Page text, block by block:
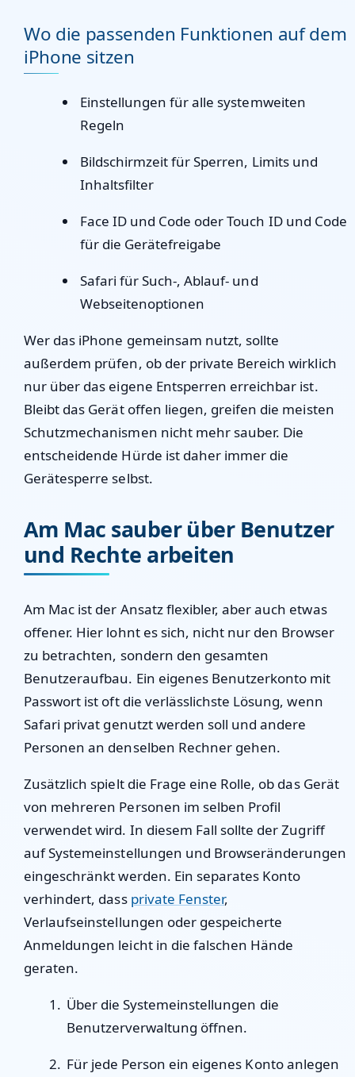
Wo die passenden Funktionen auf dem
iPhone sitzen
Einstellungen für alle systemweiten
Regeln
Bildschirmzeitfür Sperren, Limits und
Inhaltsfilter
Face ID und Code oderTouch ID und Code
für die Gerätefreigabe
Safari für Such-, Ablauf- und
Webseitenoptionen
Wer das iPhone gemeinsam nutzt, sollte
außerdem prüfen, ob der private Bereich wirklich
nur über das eigene Entsperren erreichbar ist.
Bleibt das Gerät offen liegen, greifen die meisten
Schutzmechanismen nicht mehr sauber. Die
entscheidende Hürde ist daher immer die
Gerätesperre selbst.
Am Mac sauber über Benutzer
und Rechte arbeiten
Am Mac ist der Ansatz flexibler, aber auch etwas
offener. Hier lohnt es sich, nicht nur den Browser
zu betrachten, sondern den gesamten
Benutzeraufbau. Ein eigenes Benutzerkonto mit
Passwort ist oft die verlässlichste Lösung, wenn
Safari privat genutzt werden soll und andere
Personen an denselben Rechner gehen.
Zusätzlich spielt die Frage eine Rolle, ob das Gerät
von mehreren Personen im selben Profil
verwendet wird. In diesem Fall sollte der Zugriff
auf Systemeinstellungen und Browseränderungen
eingeschränkt werden. Ein separates Konto
verhindert, dass private Fenster,
Verlaufseinstellungen oder gespeicherte
Anmeldungen leicht in die falschen Hände
geraten.
Über die Systemeinstellungen die
Benutzerverwaltung öffnen.
Für jede Person ein eigenes Konto anlegen